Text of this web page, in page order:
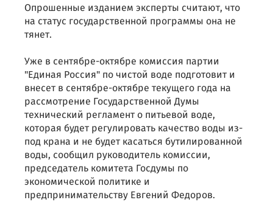
Опрошенные изданием эксперты считают, что
на статус государственной программы она не
тянет.
Уже в сентябре-октябре комиссия партии
"Единая Россия" по чистой воде подготовит и
внесет в сентябре-октябре текущего года на
рассмотрение Государственной Думы
технический регламент о питьевой воде,
которая будет регулировать качество воды из-
под крана и не будет касаться бутилированной
воды, сообщил руководитель комиссии,
председатель комитета Госдумы по
экономической политике и
предпринимательству Евгений Федоров.